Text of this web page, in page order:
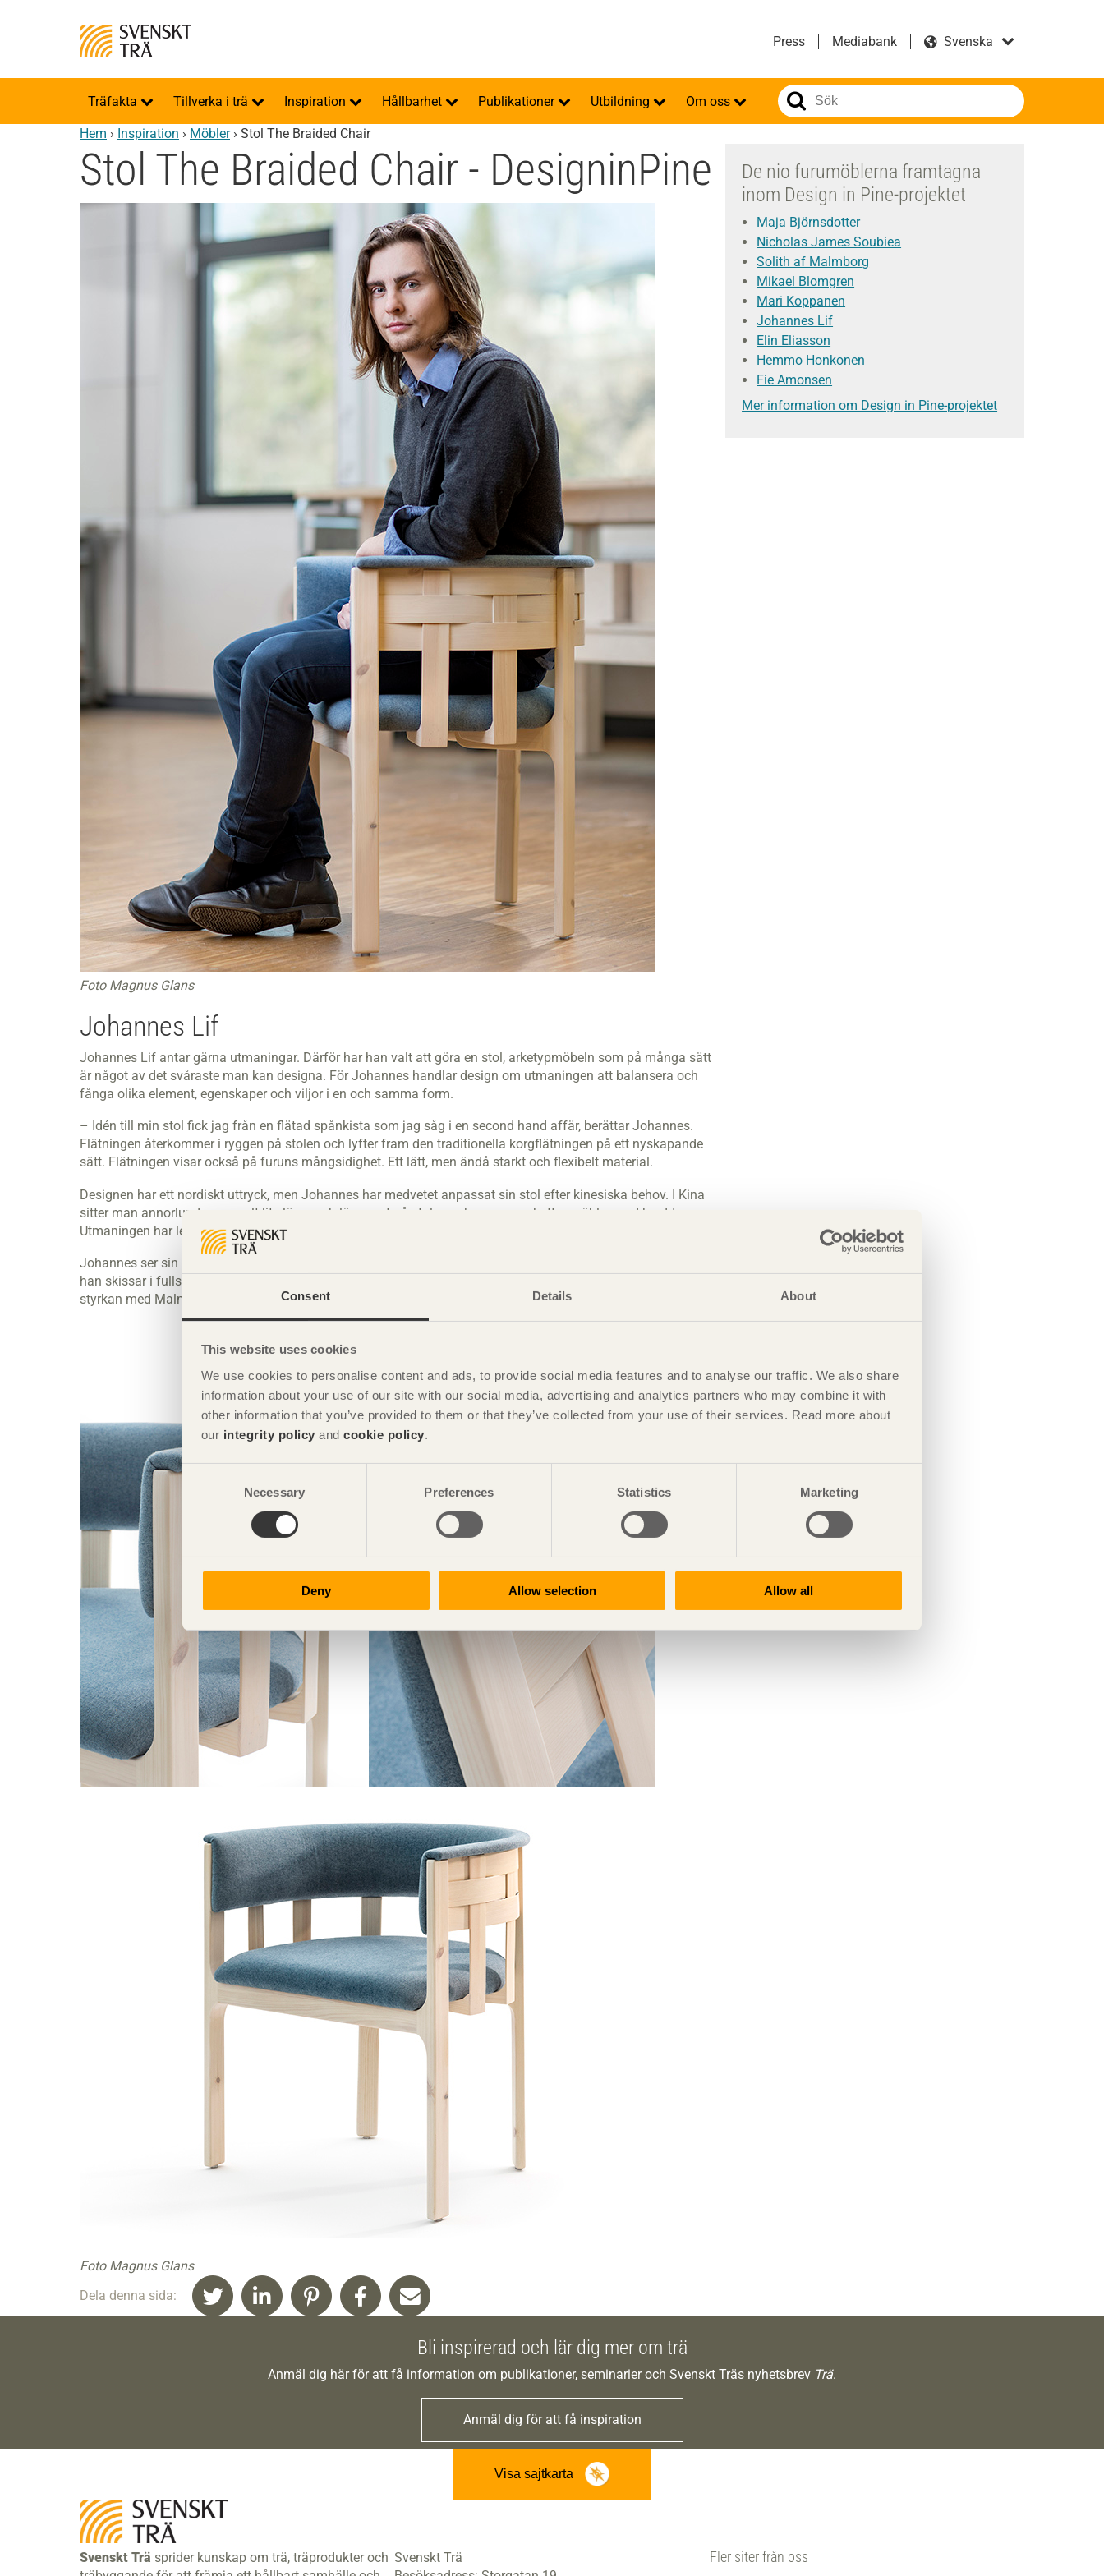
Consent Details About
This website uses cookies
We use cookies to personalise content and ads, to provide social media features and to analyse our traffic. We also share
information about your use of our site with our social media, advertising and analytics partners who may combine it with
other information that you’ve provided to them or that they’ve collected from your use of their services. Read more about
our integrity policy and cookie policy.
Consent
Necessary Preferences Statistics Marketing
Deny Allow selection Allow all
Press Mediabank
Träfakta Tillverka i trä Inspiration Hållbarhet Publikationer Utbildning Om oss
Hem › Inspiration › Möbler› Stol The Braided Chair
Stol The Braided Chair - DesigninPine
Foto Magnus Glans
Johannes Lif
Johannes Lif antar gärna utmaningar. Därför har han valt att göra en stol, arketypmöbeln som på många sätt
är något av det svåraste man kan designa. För Johannes handlar design om utmaningen att balansera och
fånga olika element, egenskaper och viljor i en och samma form.
– Idén till min stol fick jag från en flätad spånkista som jag såg i en second hand affär, berättar Johannes.
Flätningen återkommer i ryggen på stolen och lyfter fram den traditionella korgflätningen på ett nyskapande
sätt. Flätningen visar också på furuns mångsidighet. Ett lätt, men ändå starkt och flexibelt material.
Designen har ett nordiskt uttryck, men Johannes har medvetet anpassat sin stol efter kinesiska behov. I Kina
sitter man annorlunda, normalt lite lägre och längre ut på stolen och man uppskattar möbler med bredd.
Utmaningen har legat i att hitta en balans mellan det nordiska uttrycket och de kinesiska behoven.
Johannes ser sin snickeribakgrund som en tillgång, speciellt när han löser konstruktionsproblem, men även när
han skissar i fullskala. Samtidigt konstaterar han att alla i gruppen arbetar på olika sätt och den absoluta
styrkan med Malmstens är att det finns så många olika kompetenser samlade under ett och samma tak.
Foto Magnus Glans
Dela denna sida:
De nio furumöblerna framtagna
inom Design in Pine-projektet
Maja Björnsdotter
Nicholas James Soubiea
Solith af Malmborg
Mikael Blomgren
Mari Koppanen
Johannes Lif
Elin Eliasson
Hemmo Honkonen
Fie Amonsen
Mer information om Design in Pine-projektet
Bli inspirerad och lär dig mer om trä
Anmäl dig här för att få information om publikationer, seminarier och Svenskt Träs nyhetsbrev Trä.
Anmäl dig för att få inspiration
Visa sajtkarta
Svenskt Trä sprider kunskap om trä, träprodukter och Svenskt Trä
Fler siter från oss